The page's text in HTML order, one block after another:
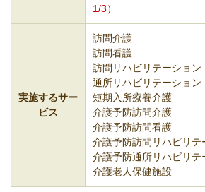
1/3）
実施するサー
ビス
訪問介護
訪問看護
訪問リハビリテーション
通所リハビリテーション
短期入所療養介護
介護予防訪問介護
介護予防訪問看護
介護予防訪問リハビリテ
介護予防通所リハビリテ
介護老人保健施設